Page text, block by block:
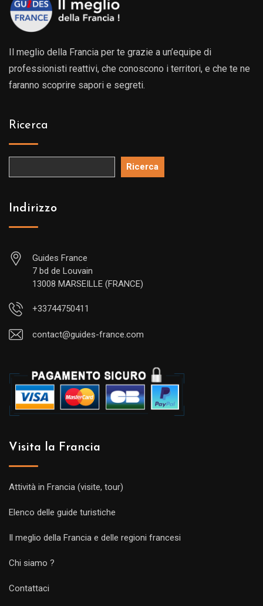
Il meglio della Francia per te grazie a un’equipe di
professionisti reattivi, che conoscono i territori, e che te ne
faranno scoprire sapori e segreti.
Ricerca
Ricerca
Indirizzo
Guides France
7 bd de Louvain
13008 MARSEILLE (FRANCE)
+33744750411
contact@guides-france.com
Visita la Francia
Attività in Francia (visite, tour)
Elenco delle guide turistiche
Il meglio della Francia e delle regioni francesi
Chi siamo ?
Contattaci